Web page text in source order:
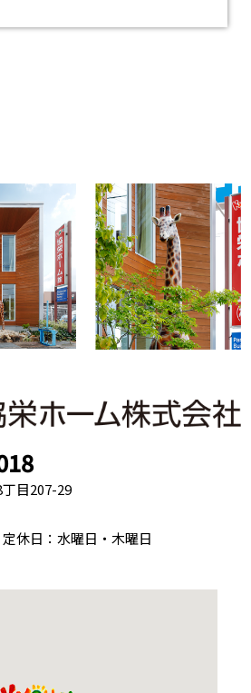
目207-29
休日：水曜日・木曜日